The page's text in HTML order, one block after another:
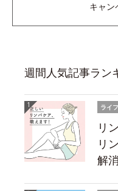
キャン
週間人気記事ラン
ライ
リ
リ
解消